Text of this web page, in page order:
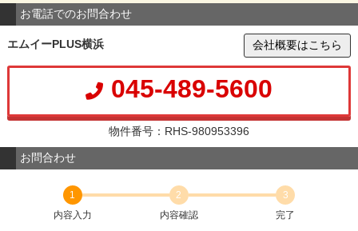
お電話でのお問合わせ
エムイーPLUS横浜 会社概要はこちら
045-489-5600
物件番号：RHS-980953396
お問合わせ
1
内容入力
2
内容確認
3
完了